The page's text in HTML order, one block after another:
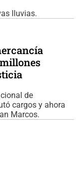
lluvias.
de
cargos y ahora
Marcos.